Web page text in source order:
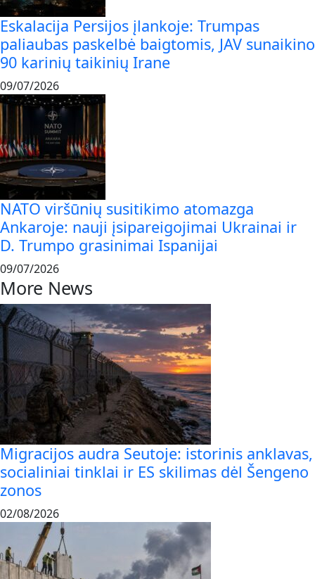
Eskalacija Persijos įlankoje: Trumpas
paliaubas paskelbė baigtomis, JAV sunaikino
90 karinių taikinių Irane
09/07/2026
NATO viršūnių susitikimo atomazga
Ankaroje: nauji įsipareigojimai Ukrainai ir
D. Trumpo grasinimai Ispanijai
09/07/2026
More News
Migracijos audra Seutoje: istorinis anklavas,
socialiniai tinklai ir ES skilimas dėl Šengeno
zonos
02/08/2026